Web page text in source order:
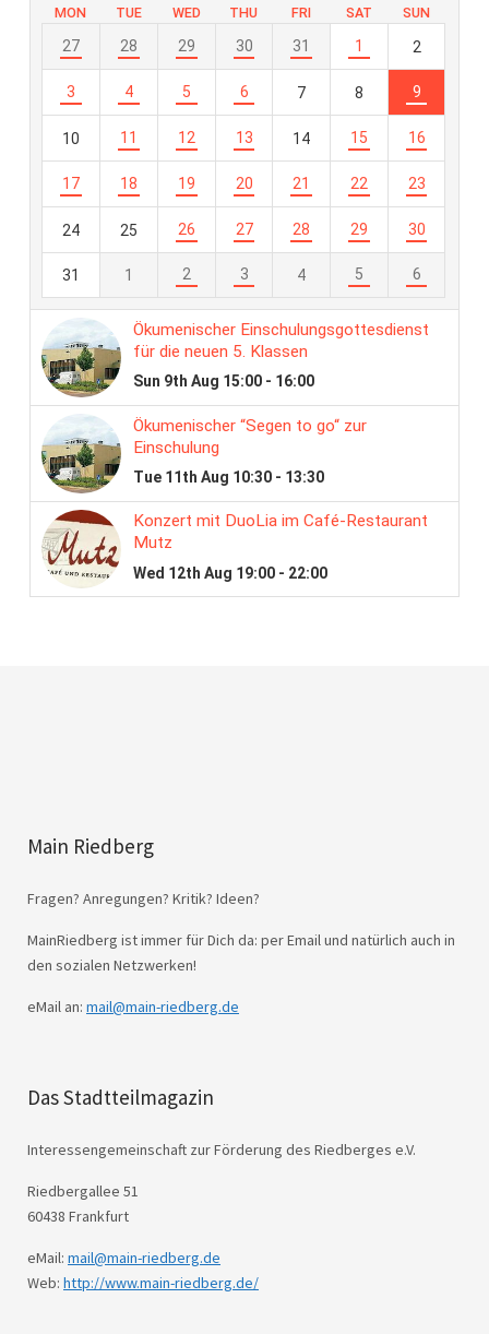
Main Riedberg
Fragen? Anregungen? Kritik? Ideen?
MainRiedberg ist immer für Dich da: per Email und natürlich auch in
den sozialen Netzwerken!
eMail an: mail@main-riedberg.de
Das Stadtteilmagazin
Interessengemeinschaft zur Förderung des Riedberges e.V.
Riedbergallee 51
60438 Frankfurt
eMail: mail@main-riedberg.de
Web: http://www.main-riedberg.de/